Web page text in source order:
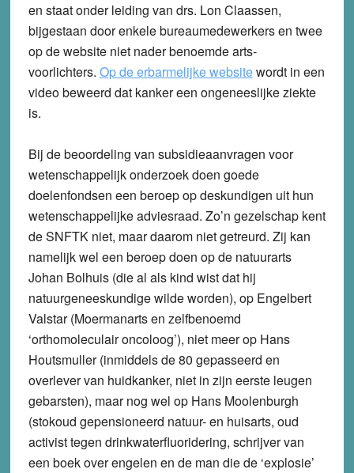
en staat onder leiding van drs. Lon Claassen,
bijgestaan door enkele bureaumedewerkers en twee
op de website niet nader benoemde arts-
voorlichters. Op de erbarmelijke websitewordt in een
video beweerd dat kanker een ongeneeslijke ziekte
is.
Bij de beoordeling van subsidieaanvragen voor
wetenschappelijk onderzoek doen goede
doelenfondsen een beroep op deskundigen uit hun
wetenschappelijke adviesraad. Zo’n gezelschap kent
de SNFTK niet, maar daarom niet getreurd. Zij kan
namelijk wel een beroep doen op de natuurarts
Johan Bolhuis (die al als kind wist dat hij
natuurgeneeskundige wilde worden), op Engelbert
Valstar (Moermanarts en zelfbenoemd
‘orthomoleculair oncoloog’), niet meer op Hans
Houtsmuller (inmiddels de 80 gepasseerd en
overlever van huidkanker, niet in zijn eerste leugen
gebarsten), maar nog wel op Hans Moolenburgh
(stokoud gepensioneerd natuur- en huisarts, oud
activist tegen drinkwaterfluoridering, schrijver van
een boek over engelen en de man die de ‘explosie’